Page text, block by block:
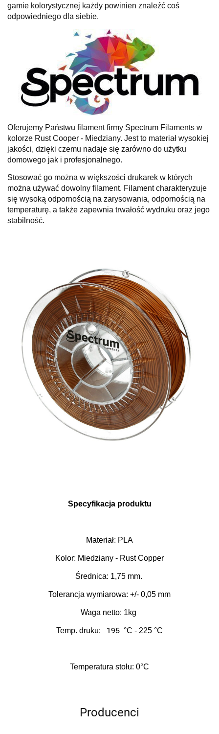
gamie kolorystycznej każdy powinien znaleźć coś
odpowiedniego dla siebie.
Oferujemy Państwu filament firmy Spectrum Filaments w
kolorze Rust Cooper - Miedziany. Jest to materiał wysokiej
jakości, dzięki czemu nadaje się zarówno do użytku
domowego jak i profesjonalnego.
Stosować go można w większości drukarek w których
można używać dowolny filament. Filament charakteryzuje
się wysoką odpornością na zarysowania, odpornością na
temperaturę, a także zapewnia trwałość wydruku oraz jego
stabilność.
Specyfikacja produktu
Materiał: PLA
Kolor: Miedziany - Rust Copper
Średnica: 1,75 mm.
Tolerancja wymiarowa: +/- 0,05 mm
Waga netto: 1kg
Temp. druku: 195 °C - 225 °C
Temperatura stołu: 0°C
Producenci